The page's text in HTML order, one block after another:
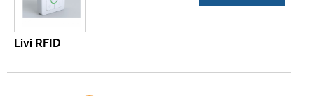
Livi RFID